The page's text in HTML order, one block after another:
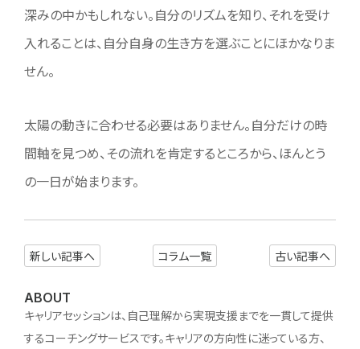
深みの中かもしれない。自分のリズムを知り、それを受け
入れることは、自分自身の生き方を選ぶことにほかなりま
せん。
太陽の動きに合わせる必要はありません。自分だけの時
間軸を見つめ、その流れを肯定するところから、ほんとう
の一日が始まります。
新しい記事へ コラム一覧 古い記事へ
ABOUT
キャリアセッションは、自己理解から実現支援までを一貫して提供
するコーチングサービスです。キャリアの方向性に迷っている方、